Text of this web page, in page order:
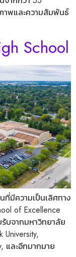
าพและความสัมพันธ์
School
ที่มีความเป็นเลิศทาง
of Excellence
บจากมหาวิทยาลัย
University,
และอีกมากมาย